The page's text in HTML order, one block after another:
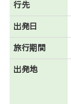
行先
出発日
旅行期間
出発地